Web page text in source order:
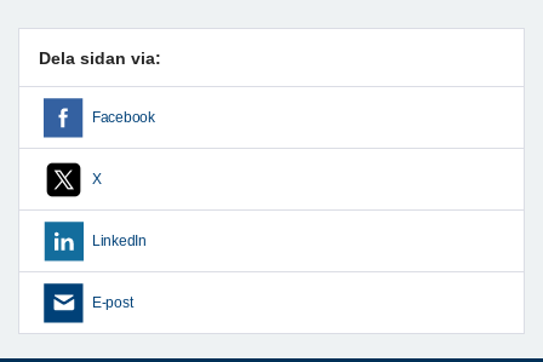
Dela sidan via:
Facebook
X
LinkedIn
E-post